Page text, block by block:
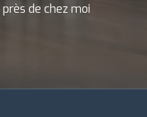
de chez moi